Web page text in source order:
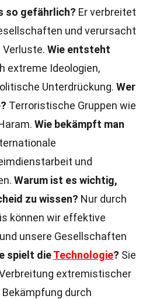
so gefährlich? Er verbreitet
und verursacht
Wie entsteht
extreme Ideologien,
Unterdrückung. Wer
Terroristische Gruppen wie
Wie bekämpft man
und
Warum ist es wichtig,
zu wissen? Nur durch
können wir effektive
unsere Gesellschaften
spielt dieTechnologie? Sie
extremistischer
durch